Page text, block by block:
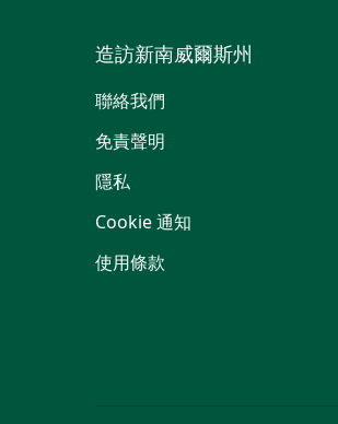
造訪新南威爾斯州
聯絡我們
免責聲明
隱私
Cookie 通知
使用條款